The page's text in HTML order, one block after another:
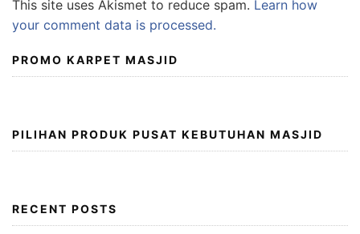
This site uses Akismet to reduce spam. Learn how
your comment data is processed.
PROMO KARPET MASJID
PILIHAN PRODUK PUSAT KEBUTUHAN MASJID
RECENT POSTS